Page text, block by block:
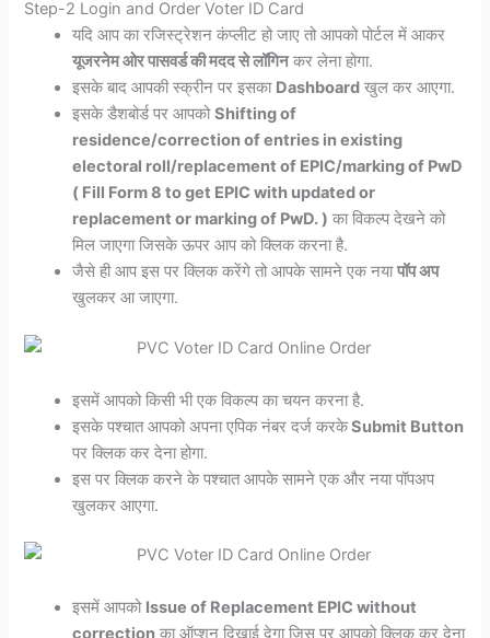
Step-2 Login and Order Voter ID Card
यदि आप का रजिस्ट्रेशन कंप्लीट हो जाए तो आपको पोर्टल में आकर
यूजरनेम ओर पासवर्ड की मदद से लॉगिनकर लेना होगा.
इसके बाद आपकी स्क्रीन पर इसका Dashboard खुल कर आएगा.
इसके डैशबोर्ड पर आपकोShifting of
residence/correction of entries in existing
electoral roll/replacement of EPIC/marking of PwD
( Fill Form 8 to get EPIC with updated or
replacement or marking of PwD. ) का विकल्प देखने को
मिल जाएगा जिसके ऊपर आप को क्लिक करना है.
जैसे ही आप इस पर क्लिक करेंगे तो आपके सामने एक नयापॉप अप
खुलकर आ जाएगा.
इसमें आपको किसी भी एक विकल्प का चयन करना है.
इसके पश्चात आपको अपना एपिक नंबर दर्ज करकेSubmit Button
पर क्लिक कर देना होगा.
इस पर क्लिक करने के पश्चात आपके सामने एक और नया पॉपअप
खुलकर आएगा.
इसमें आपको Issue of Replacement EPIC without
correction का ऑप्शन दिखाई देगा जिस पर आपको क्लिक कर देना